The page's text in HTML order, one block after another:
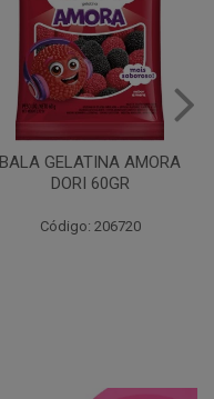
BALA GELATINA AMORA
DORI 60GR
Código: 206720